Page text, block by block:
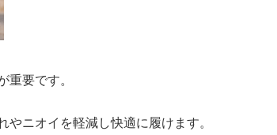
重要です。
ニオイを軽減し快適に履けます。